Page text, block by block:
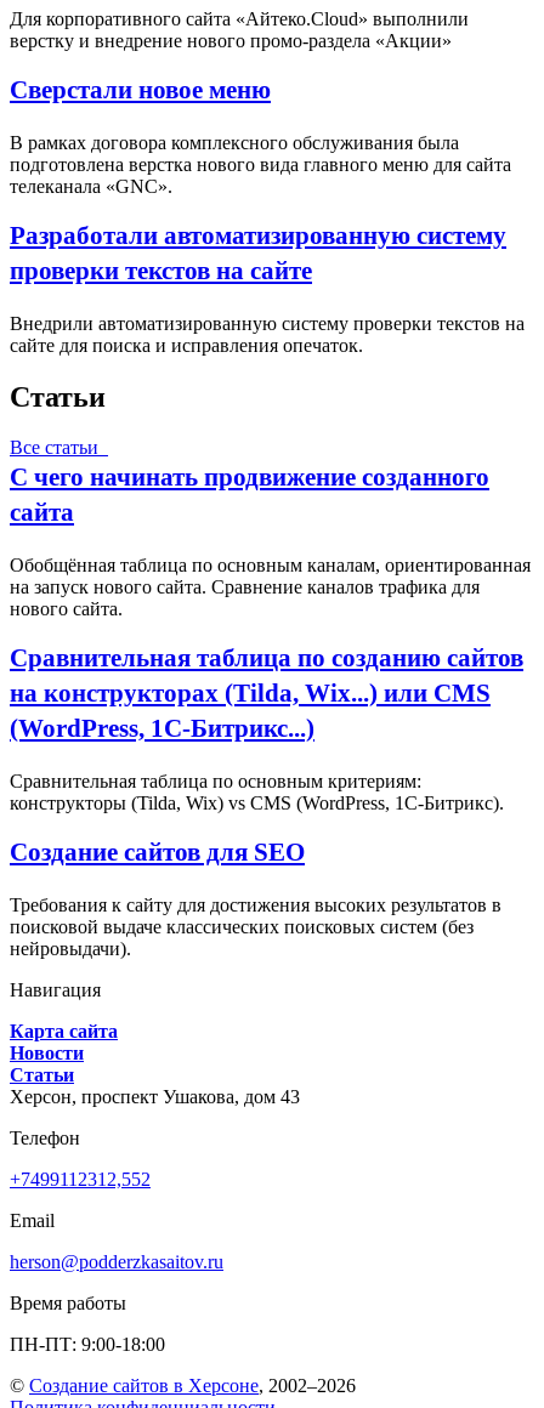
Для корпоративного сайта «Айтеко.Cloud» выполнили
верстку и внедрение нового промо-раздела «Акции»
Сверстали новое меню
В рамках договора комплексного обслуживания была
подготовлена верстка нового вида главного меню для сайта
телеканала «GNC».
Разработали автоматизированную систему
проверки текстов на сайте
Внедрили автоматизированную систему проверки текстов на
сайте для поиска и исправления опечаток.
Статьи
Все статьи
С чего начинать продвижение созданного
сайта
Обобщённая таблица по основным каналам, ориентированная
на запуск нового сайта. Сравнение каналов трафика для
нового сайта.
Сравнительная таблица по созданию сайтов
на конструкторах (Tilda, Wix...) или CMS
(WordPress, 1С‑Битрикс...)
Сравнительная таблица по основным критериям:
конструкторы (Tilda, Wix) vs CMS (WordPress, 1С‑Битрикс).
Создание сайтов для SEO
Требования к сайту для достижения высоких результатов в
поисковой выдаче классических поисковых систем (без
нейровыдачи).
Навигация
Карта сайта
Новости
Статьи
Херсон, проспект Ушакова, дом 43
Телефон
+7499112312,552
Email
herson@podderzkasaitov.ru
Время работы
ПН-ПТ: 9:00-18:00
© Создание сайтов в Херсоне, 2002–2026